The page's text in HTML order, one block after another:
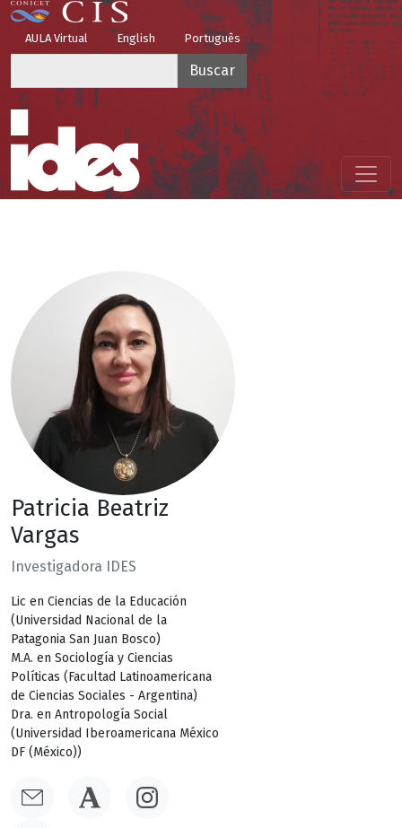
Pasar al contenido principal
Top Menu
AULA Virtual English Português
Menú principal
Patricia Beatriz
Vargas
Investigadora IDES
Lic en Ciencias de la Educación
(Universidad Nacional de la
Patagonia San Juan Bosco)
M.A. en Sociología y Ciencias
Políticas (Facultad Latinoamericana
de Ciencias Sociales - Argentina)
Dra. en Antropología Social
(Universidad Iberoamericana México
DF (México))